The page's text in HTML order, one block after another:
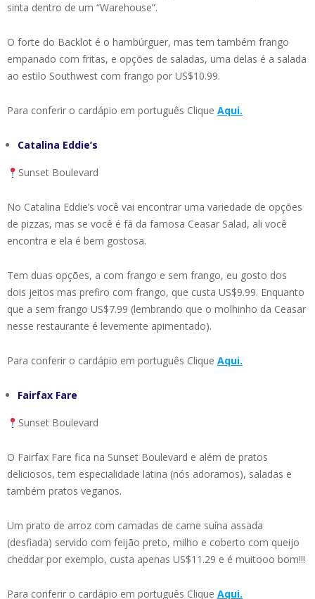
sinta dentro de um “Warehouse”.
O forte do Backlot é o hambúrguer, mas tem também frango
empanado com fritas, e opções de saladas, uma delas é a salada
ao estilo Southwest com frango por US$10.99.
Para conferir o cardápio em português Clique Aqui.
Catalina Eddie’s
Sunset Boulevard
No Catalina Eddie’s você vai encontrar uma variedade de opções
de pizzas, mas se você é fã da famosa Ceasar Salad, ali você
encontra e ela é bem gostosa.
Tem duas opções, a com frango e sem frango, eu gosto dos
dois jeitos mas prefiro com frango, que custa US$9.99. Enquanto
que a sem frango US$7.99 (lembrando que o molhinho da Ceasar
nesse restaurante é levemente apimentado).
Para conferir o cardápio em português Clique Aqui.
Fairfax Fare
Sunset Boulevard
O Fairfax Fare fica na Sunset Boulevard e além de pratos
deliciosos, tem especialidade latina (nós adoramos), saladas e
também pratos veganos.
Um prato de arroz com camadas de carne suína assada
(desfiada) servido com feijão preto, milho e coberto com queijo
cheddar por exemplo, custa apenas US$11.29 e é muitooo bom!!!
Para conferir o cardápio em português Clique Aqui.